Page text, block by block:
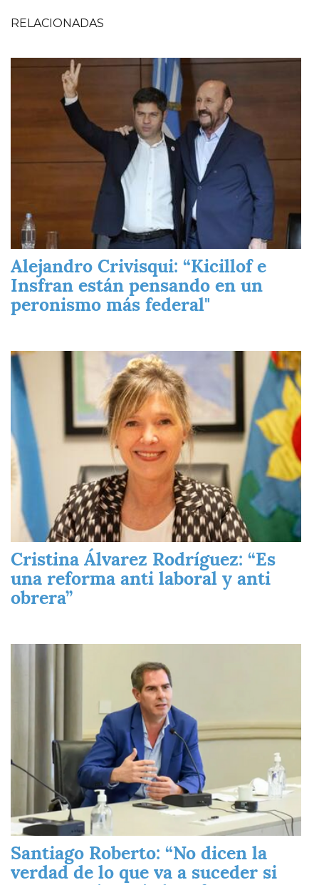
RELACIONADAS
Alejandro Crivisqui: “Kicillof e
Insfran están pensando en un
peronismo más federal"
Imagen
Cristina Álvarez Rodríguez: “Es
una reforma anti laboral y anti
obrera”
Santiago Roberto: “No dicen la
verdad de lo que va a suceder si